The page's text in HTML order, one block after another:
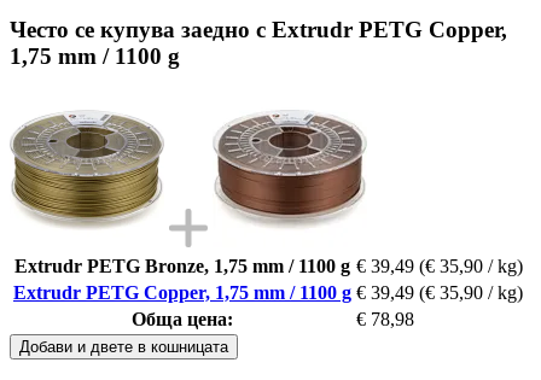
Често се купува заедно с Extrudr PETG Copper,
1,75 mm / 1100 g
Extrudr PETG Bronze, 1,75 mm / 1100 g € 39,49 (€ 35,90 / kg)
Extrudr PETG Copper, 1,75 mm / 1100 g € 39,49 (€ 35,90 / kg)
Обща цена:
€ 78,98
Добави и двете в кошницата